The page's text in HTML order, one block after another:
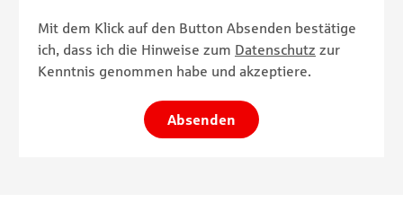
Mit dem Klick auf den Button Absenden bestätige
ich, dass ich die Hinweise zum Datenschutz zur
Kenntnis genommen habe und akzeptiere.
Absenden